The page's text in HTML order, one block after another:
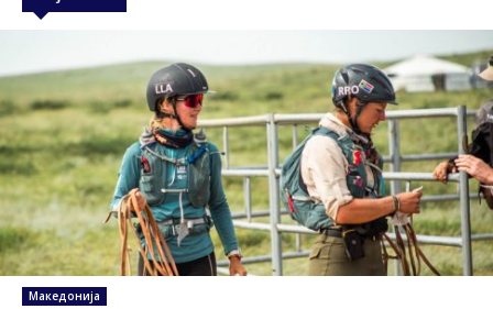
Македонија